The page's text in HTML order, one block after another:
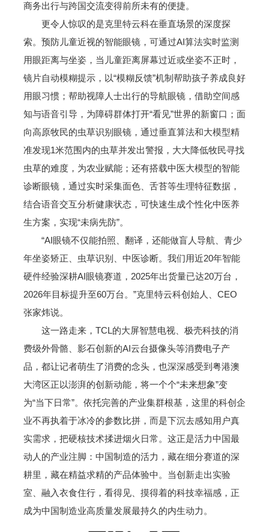
商务出行与跨国交流变得前所未有的便捷。
更令人惊叹的是克里特云科在垂直场景的深度探
索。预防儿童近视的智能眼镜，可通过AI算法实时监测
用眼距离与坐姿，当儿童距离屏幕过近或坐姿不正时，
镜片自动模糊提示，以“模糊反馈”机制帮助孩子养成良好
用眼习惯；帮助视障人士出行的导航眼镜，借助空间感
知与语音引导，为障碍群体打开“看见”世界的新窗口；面
向高原牧民的虫草识别眼镜，通过垂直算法和大模型精
准发现1米范围内的虫草并发出警报，大大降低牧民寻找
虫草的难度，为农业赋能；还有搭载中医大模型的智能
诊断眼镜，通过实时采集面色、舌苔等生理特征数据，
结合语音交互分析健康状态，可快速生成个性化中医养
生方案，实现“未病先防”。
“AI眼镜不仅能拍照、翻译，还能做盲人导航、青少
年坐姿矫正、虫草识别、中医诊断。我们用近20年智能
硬件经验深耕AI眼镜赛道，2025年出货量已达20万台，
2026年目标提升至60万台。”克里特云科创始人、CEO
张家炜说。
这一路走来，TCL的大屏智慧电视、极壳科技的消
费级外骨骼、影石创新的AI云台摄像头等消费电子产
品，都让记者萌生了消费的念头，也深深感受到粤港澳
大湾区正以澎湃的创新动能，将一个个“未来想象”变
为“当下日常”。依托完善的产业集群根基，这里的科创企
业不再执着于冰冷的参数比拼，而是下沉去感知用户真
实需求，把硬核技术揉进烟火日常。这正是活力中国最
动人的产业注脚：中国制造的活力，藏在细分赛道的深
耕里，藏在精益求精的产品体验中。当创新走出实验
室、融入衣食住行，看得见、摸得着的科技幸福感，正
成为中国制造业高质量发展最持久的内生动力。